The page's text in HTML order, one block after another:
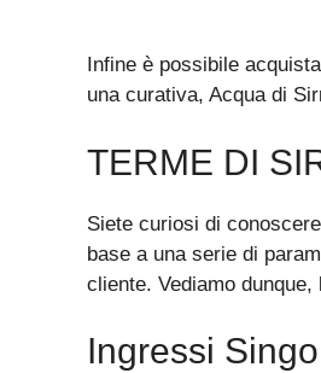
Infine è possibile
una curativa, Acqua di
TERME DI
Siete curiosi di
base a una serie di
cliente. Vediamo
Ingressi